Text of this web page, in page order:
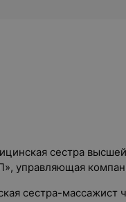
сестра
управляющая
сестра-массажист